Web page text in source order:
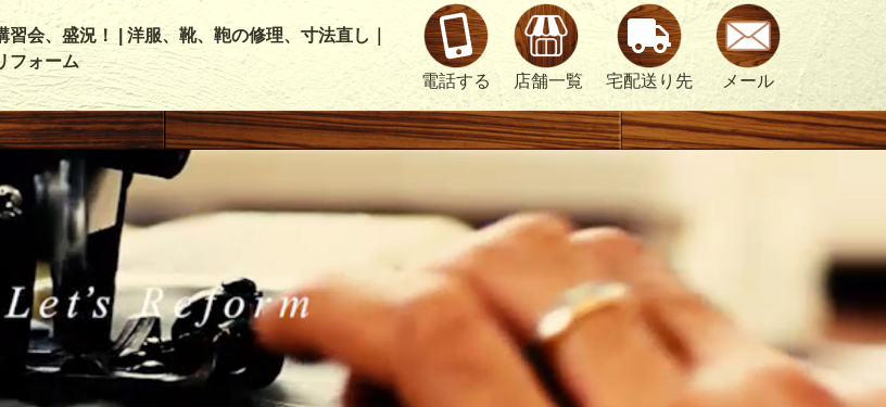
習会、盛況！ | 洋服、靴、鞄の修理、寸法直し｜
フォーム
電話する
店舗一覧 宅配送り先 メール